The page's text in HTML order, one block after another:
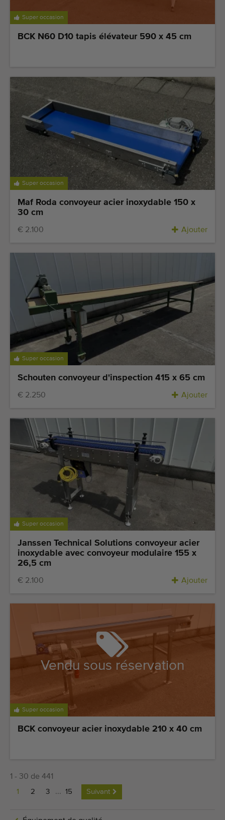
Super occasion
BCK N60 D10 tapis élévateur 590 x 45 cm
Super occasion
Maf Roda convoyeur acier inoxydable 150 x
30 cm
€ 2.100 Ajouter
Super occasion
Schouten convoyeur d'inspection 415 x 65 cm
€ 2.250 Ajouter
Super occasion
Janssen Technical Solutions convoyeur acier
inoxydable avec convoyeur modulaire 155 x
26,5 cm
€ 2.100 Ajouter
Super occasion
Vendu sous réservation
BCK convoyeur acier inoxydable 210 x 40 cm
1 - 30 de 441
1 2 3 ... 15 Suivant